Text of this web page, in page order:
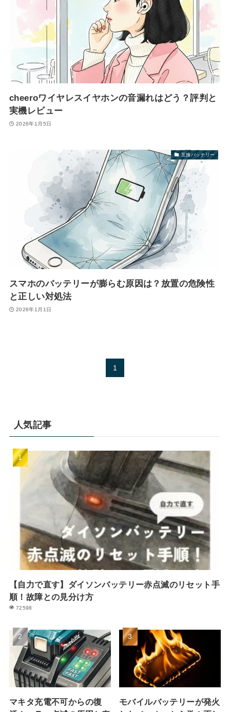
cheeroワイヤレスイヤホンの音漏れはどう？評判と
実機レビュー
2026年1月5日
互換バッテリー
スマホのバッテリーが膨らむ原因は？放置の危険性
と正しい対処法
2026年1月1日
1
人気記事
【自力で直す】ダイソンバッテリー赤点滅のリセット手
順！故障との見分け方
72598
マキタ充電不可からの復
モバイルバッテリーが発火